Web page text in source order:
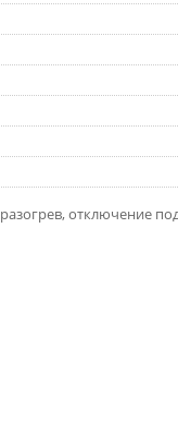
разогрев, отключение